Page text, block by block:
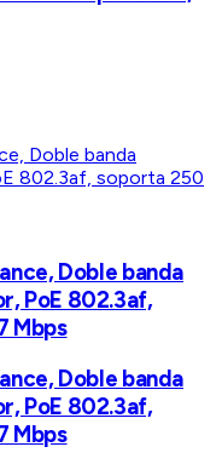
Doble banda
PoE 802.3af,
Mbps
Doble banda
PoE 802.3af,
Mbps